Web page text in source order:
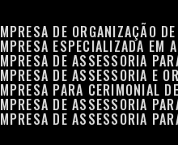
EMPRESA DE ORGANIZAÇÃO
EMPRESA ESPECIALIZADA EM
EMPRESA DE ASSESSORIA
EMPRESA DE ASSESSORIA E
EMPRESA PARA CERIMONIAL
EMPRESA DE ASSESSORIA
EMPRESA DE ASSESSORIA